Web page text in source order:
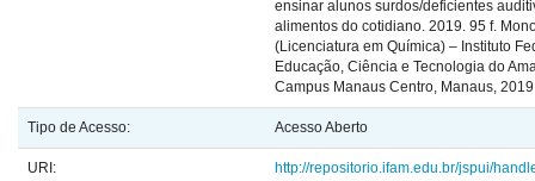
ensinar alunos surdos/deficientes
alimentos do cotidiano. 2019. 95 f.
(Licenciatura em Química) – Instituto
Educação, Ciência e Tecnologia do
Campus Manaus Centro, Manaus,
Tipo de Acesso: Acesso Aberto
URI: http://repositorio.ifam.edu.br/jspui/